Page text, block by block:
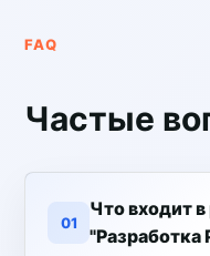
FAQ
Частые
01
Что входит
"Разработка